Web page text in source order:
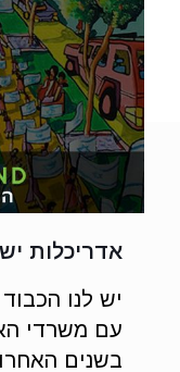
אדריכלות
יש לנו
עם משרדי
בשנים